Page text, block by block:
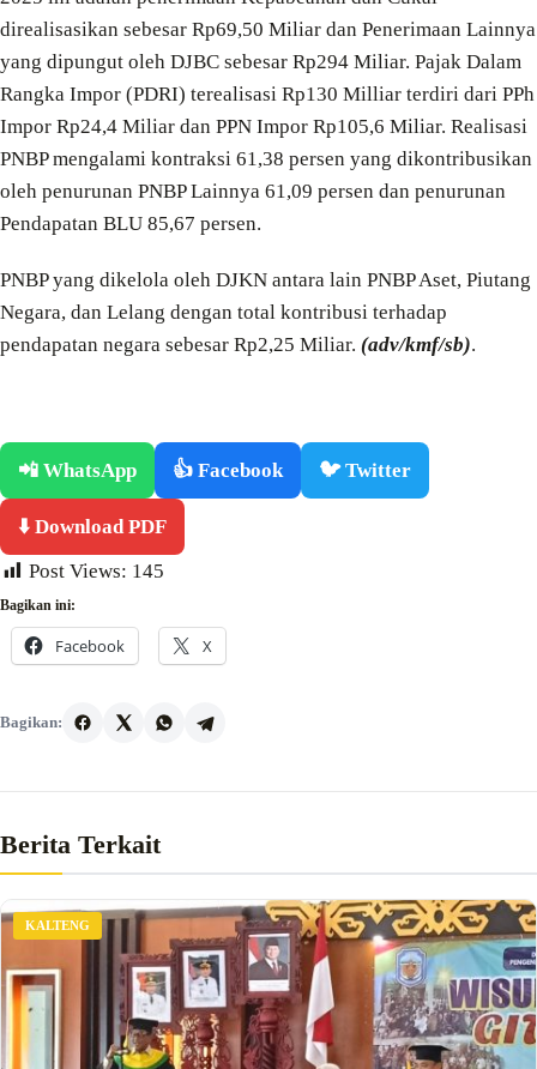
direalisasikan sebesar Rp69,50 Miliar dan Penerimaan Lainnya
yang dipungut oleh DJBC sebesar Rp294 Miliar. Pajak Dalam
Rangka Impor (PDRI) terealisasi Rp130 Milliar terdiri dari PPh
Impor Rp24,4 Miliar dan PPN Impor Rp105,6 Miliar. Realisasi
PNBP mengalami kontraksi 61,38 persen yang dikontribusikan
oleh penurunan PNBP Lainnya 61,09 persen dan penurunan
Pendapatan BLU 85,67 persen.
PNBP yang dikelola oleh DJKN antara lain PNBP Aset, Piutang
Negara, dan Lelang dengan total kontribusi terhadap
pendapatan negara sebesar Rp2,25 Miliar. (adv/kmf/sb).
📲 WhatsApp 👍 Facebook 🐦 Twitter
⬇️ Download PDF
Post Views: 145
Bagikan ini:
Facebook X
Bagikan:
Berita Terkait
KALTENG